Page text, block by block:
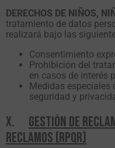
DERECHOS DE NIÑOS,
tratamiento de datos
realizará bajo las
Consentimiento
Prohibición del
en casos de interés
Medidas especiales
seguridad y
X. GESTIÓN DE
RECLAMOS (RPQR)